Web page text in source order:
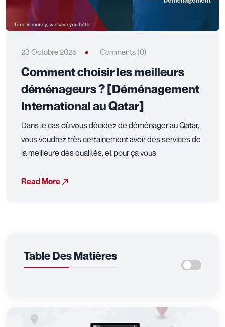
23 Octobre 2025 Comments (0)
Comment choisir les meilleurs
déménageurs ? [Déménagement
International au Qatar]
Dans le cas où vous décidez de déménager au Qatar,
vous voudrez très certainement avoir des services de
la meilleure des qualités, et pour ça vous
Read More
Table Des Matières